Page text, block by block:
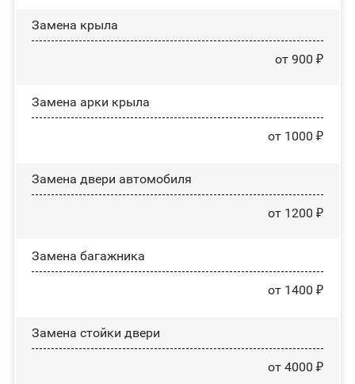
Замена крыла
от 900 ₽
Замена арки крыла
от 1000 ₽
Замена двери автомобиля
от 1200 ₽
Замена багажника
от 1400 ₽
Зaмeнa cтoйĸи двepи
от 4000 ₽